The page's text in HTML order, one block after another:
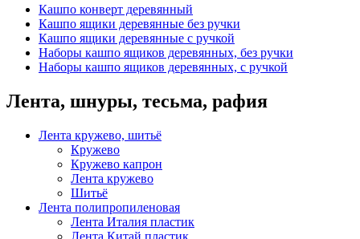
Кашпо конверт деревянный
Кашпо ящики деревянные без ручки
Кашпо ящики деревянные с ручкой
Наборы кашпо ящиков деревянных, без ручки
Наборы кашпо ящиков деревянных, с ручкой
Лента, шнуры, тесьма, рафия
Лента кружево, шитьё
Кружево
Кружево капрон
Лента кружево
Шитьё
Лента полипропиленовая
Лента Италия пластик
Лента Китай пластик